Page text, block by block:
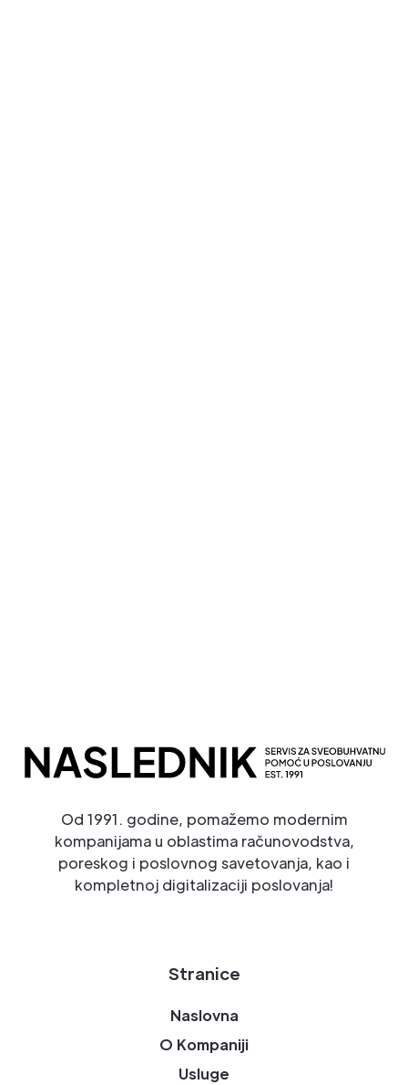
Od 1991. godine, pomažemo modernim
kompanijama u oblastima računovodstva,
poreskog i poslovnog savetovanja, kao i
kompletnoj digitalizaciji poslovanja!
Stranice
Naslovna
O Kompaniji
Usluge